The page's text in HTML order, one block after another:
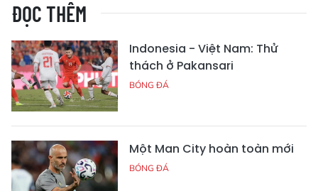
ĐỌC THÊM
Indonesia - Việt Nam: Thử
thách ở Pakansari
BÓNG ĐÁ
Một Man City hoàn toàn mới
BÓNG ĐÁ